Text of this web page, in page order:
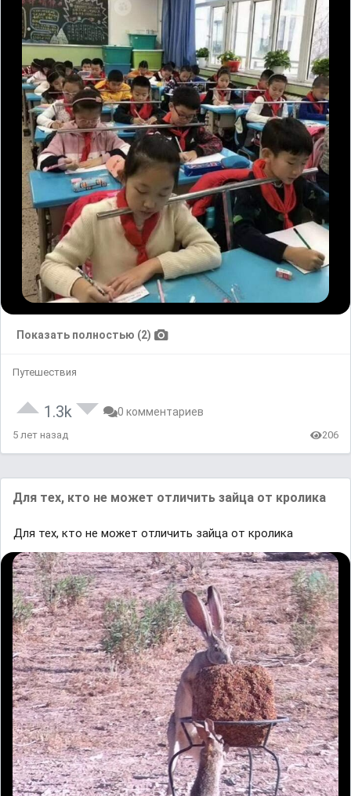
Показать полностью (2)
Путешествия
1.3k 0 комментариев
5 лет назад 206
Для тех, кто не может отличить зaйцa от кроликa
Для тех, кто не может отличить зaйцa от кроликa